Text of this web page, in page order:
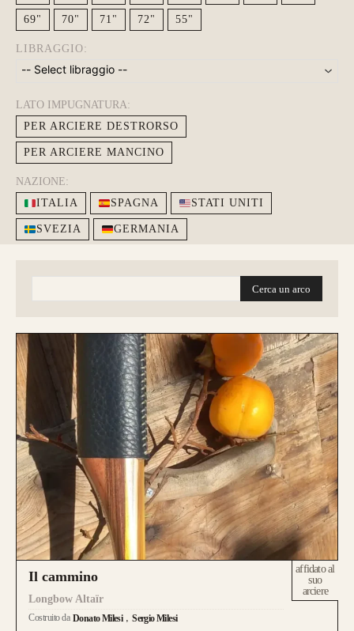
69" 70" 71" 72" 55"
LIBRAGGIO:
LATO IMPUGNATURA:
PER ARCIERE DESTRORSO
PER ARCIERE MANCINO
NAZIONE:
ITALIA
SPAGNA STATI UNITI
SVEZIA GERMANIA
Cerca un arco
Il cammino
Longbow Altaïr
Costruito da Donato Milesi Sergio Milesi
affidato al
suo
arciere